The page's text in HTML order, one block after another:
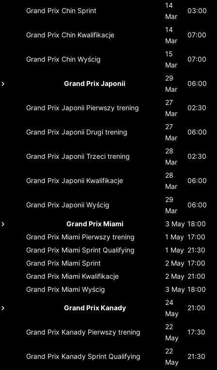
Grand Prix Chin Sprint
14
Mar
03:00
Grand Prix Chin Kwalifikacje
14
Mar
07:00
Grand Prix Chin Wyścig
15
Mar
07:00
Grand Prix Japonii
29
Mar
06:00
Grand Prix Japonii Pierwszy trening
27
Mar
02:30
Grand Prix Japonii Drugi trening
27
Mar
06:00
Grand Prix Japonii Trzeci trening
28
Mar
02:30
Grand Prix Japonii Kwalifikacje
28
Mar
06:00
Grand Prix Japonii Wyścig
29
Mar
06:00
Grand Prix Miami 3 May 18:00
Grand Prix Miami Pierwszy trening 1 May 17:00
Grand Prix Miami Sprint Qualifying 1 May 21:30
Grand Prix Miami Sprint 2 May 17:00
Grand Prix Miami Kwalifikacje 2 May 21:00
Grand Prix Miami Wyścig 3 May 18:00
Grand Prix Kanady
24
May
21:00
Grand Prix Kanady Pierwszy trening
22
May
17:30
Grand Prix Kanady Sprint Qualifying
22
May
21:30